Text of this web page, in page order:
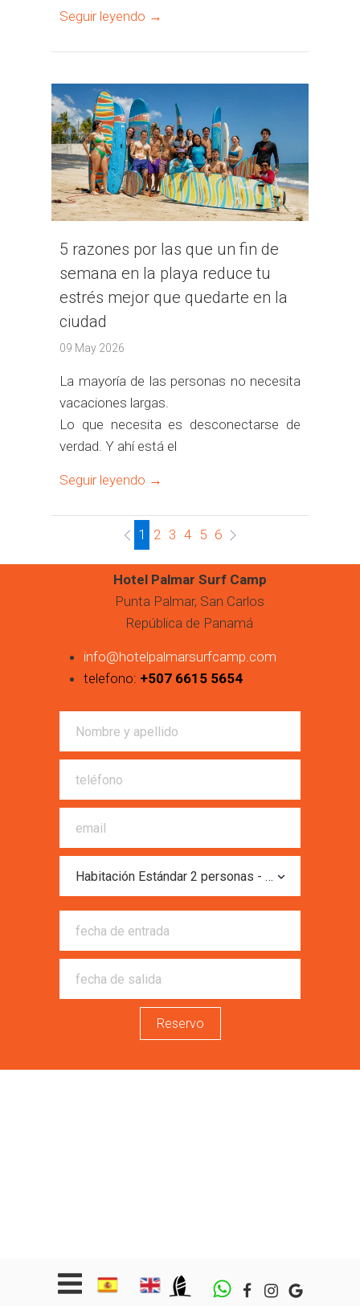
Seguir leyendo →
5 razones por las que un fin de
semana en la playa reduce tu
estrés mejor que quedarte en la
ciudad
09 May 2026
La mayoría de las personas no necesita
vacaciones largas.
Lo que necesita es desconectarse de
verdad. Y ahí está el
Seguir leyendo →
1 2 3 4 5 6
Reservo
Hotel Palmar Surf Camp
Punta Palmar, San Carlos
República de Panamá
info@hotelpalmarsurfcamp.com
telefono: +507 6615 5654